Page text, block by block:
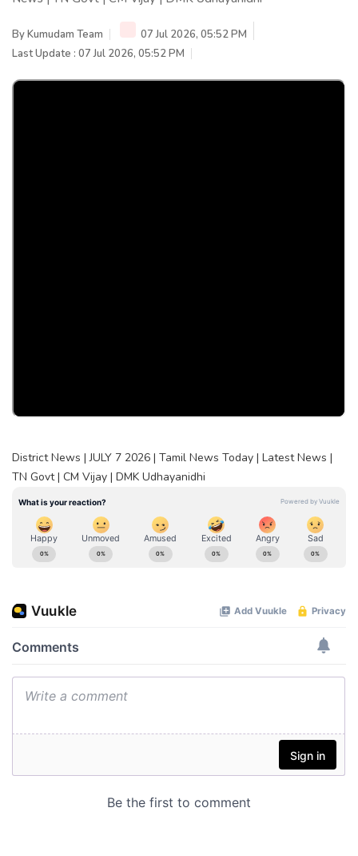
ByKumudam Team
07 Jul 2026, 05:52 PM
Last Update : 07 Jul 2026, 05:52 PM
District News | JULY 7 2026 | Tamil News Today | Latest News |
TN Govt | CM Vijay | DMK Udhayanidhi